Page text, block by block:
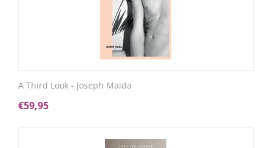
A Third Look - Joseph Maida
€59,95